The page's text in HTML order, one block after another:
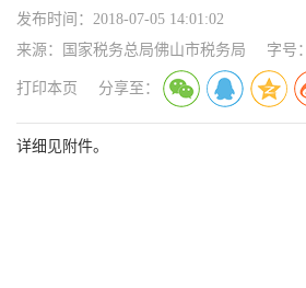
发布时间： 2018-07-05 14:01:02
来源：
国家税务总局佛山市税务局 字号：
打印本页 分享至：
详细见附件。